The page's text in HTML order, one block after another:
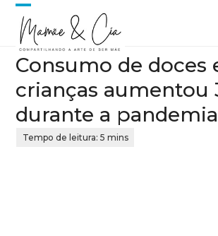
Skip
content
Open
mobile
menu
Close
mobile
menu
Consumo de doces
crianças aumentou
durante a pandemia